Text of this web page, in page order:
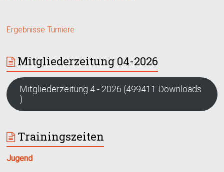
Ergebnisse Turniere
Mitgliederzeitung 04-2026
Mitgliederzeitung 4 - 2026 (499411 Downloads
)
Trainingszeiten
Jugend